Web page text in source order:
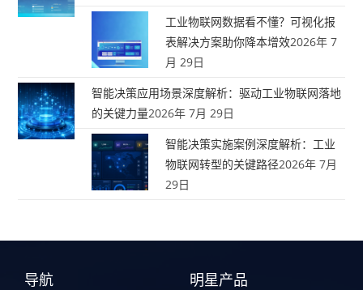
工业物联网数据看不懂？可视化报
表解决方案助你降本增效2026年 7
月 29日
智能决策应用场景深度解析：驱动工业物联网落地
的关键力量2026年 7月 29日
智能决策实施案例深度解析：工业
物联网转型的关键路径2026年 7月
29日
导航 明星产品